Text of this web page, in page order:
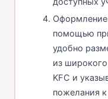
Оформление
помощью
удобно
из
KFC и
пожелания к